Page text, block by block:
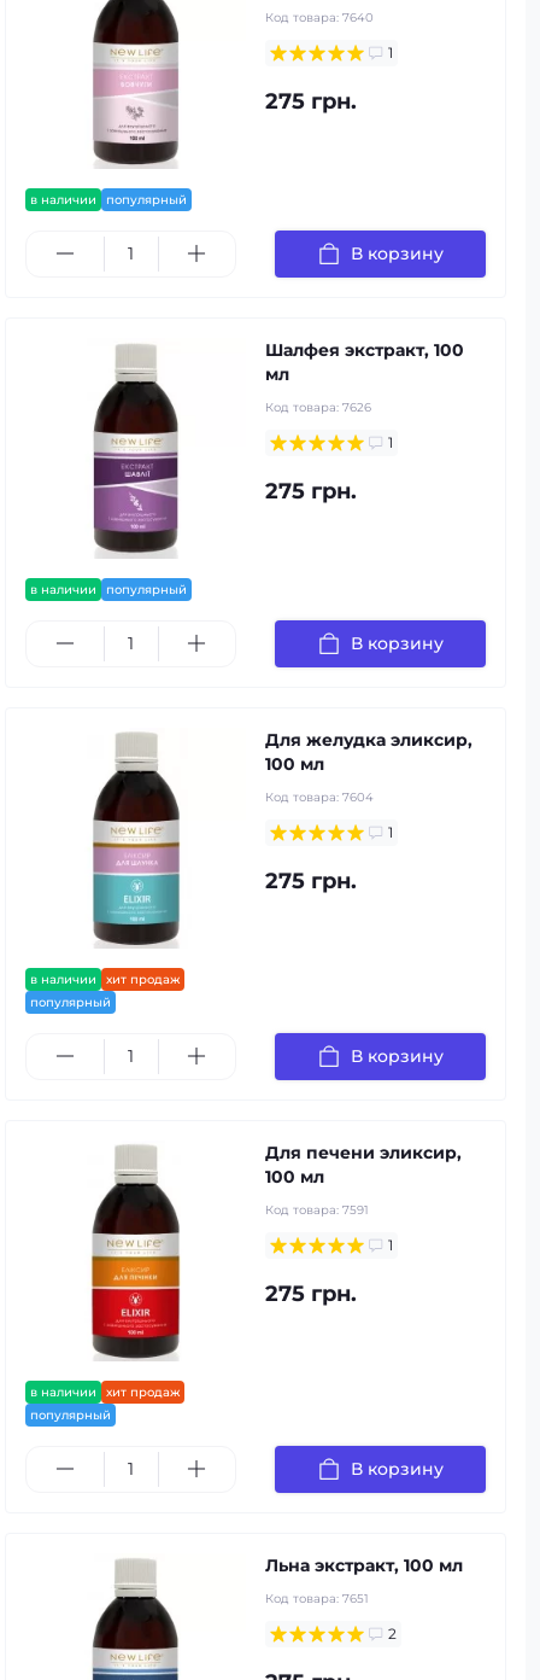
в наличии популярный
Код товара: 7640
1
275 грн.
В корзину
в наличии популярный
Шалфея экстракт, 100
мл
Код товара: 7626
1
275 грн.
В корзину
в наличии
хит продаж
популярный
Для желудка эликсир,
100 мл
Код товара: 7604
1
275 грн.
В корзину
в наличии
хит продаж
популярный
Для печени эликсир,
100 мл
Код товара: 7591
1
275 грн.
В корзину
Льна экстракт, 100 мл
Код товара: 7651
2